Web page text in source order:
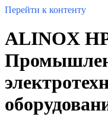
Перейти к контенту
ALINOX